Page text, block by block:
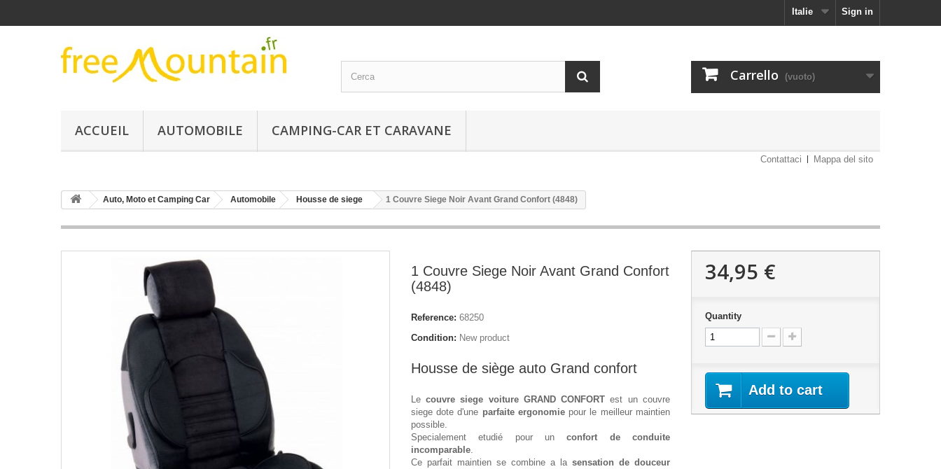
Sign in
Italie
Carrello (vuoto)
ACCUEIL AUTOMOBILE CAMPING-CAR ET CARAVANE
Contattaci Mappa del sito
Auto, Moto et Camping Car Automobile Housse de siege 1 Couvre Siege Noir Avant Grand Confort (4848)
1 Couvre Siege Noir Avant Grand Confort
(4848)
Reference: 68250
Condition: New product
Housse de siège auto Grand confort
Lecouvre siege voiture GRAND CONFORT est un couvre
siege dote d'une parfaite ergonomie pour le meilleur maintien
possible.
Specialement etudié pour unconfort de conduite
incomparable.
Ce parfait maintien se combine a la sensation de douceur
34,95 €
Quantity
Add to cart